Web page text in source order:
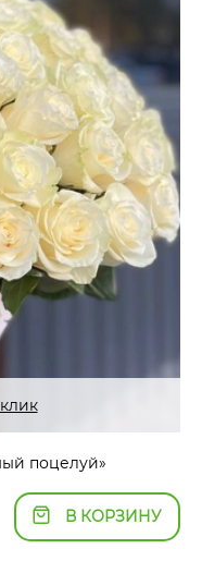
поцелуй»
В КОРЗИНУ